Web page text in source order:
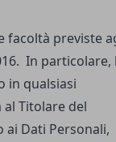
facoltà previste
In particolare,
in qualsiasi
Titolare del
ai Dati Personali,